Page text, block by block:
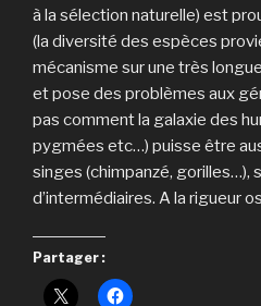
à la sélection naturelle) est
(la diversité des espèces
mécanisme sur une très
et pose des problèmes aux
pas comment la galaxie des
pygmées etc…) puisse être
singes (chimpanzé, gorilles…),
d’intermédiaires. A la rigueur
Partager :